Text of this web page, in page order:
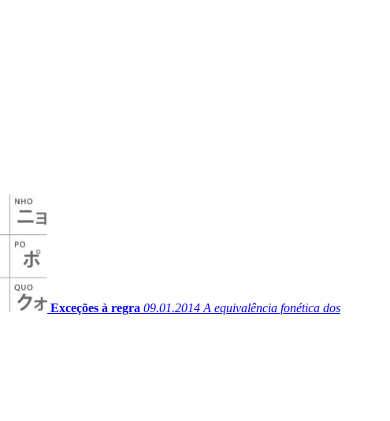
Exceções à regra 09.01.2014 A equivalência fonética dos